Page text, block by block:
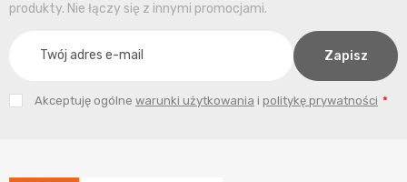
produkty. Nie łączy się z innymi promocjami.
Akceptuję ogólne warunki użytkowania i politykę prywatności